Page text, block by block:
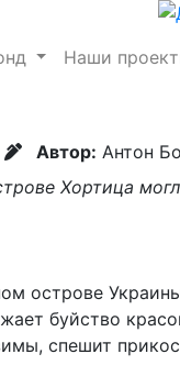
Наши
Автор: Антон
Хортица
острове
буйство
спешит